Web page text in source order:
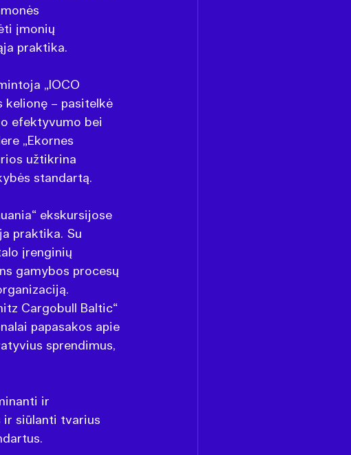
įmonių
praktika.
„IOCO
kelionę – pasitelkė
efektyvumo bei
„Ekornes
užtikrina
standartą.
ekskursijose
praktika. Su
įrenginių
gamybos procesų
Cargobull Baltic“
papasakos apie
sprendimus,
ir
ir siūlanti tvarius